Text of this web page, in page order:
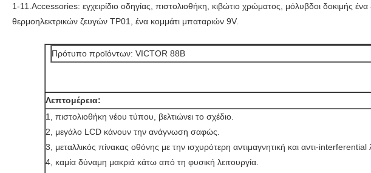
1-11.Accessories: εγχειρίδιο οδηγίας, πιστολιοθήκη, κιβώτιο χρώματος, μόλυβδοι δοκιμής ένα
θερμοηλεκτρικών ζευγών TP01, ένα κομμάτι μπαταριών 9V.
Πρότυπο προϊόντων: VICTOR 88B
Λεπτομέρεια:
1, πιστολιοθήκη νέου τύπου, βελτιώνει το σχέδιο.
2, μεγάλο LCD κάνουν την ανάγνωση σαφώς.
3, μεταλλικός πίνακας οθόνης με την ισχυρότερη αντιμαγνητική και αντι-interferential
4, καμία δύναμη μακριά κάτω από τη φυσική λειτουργία.